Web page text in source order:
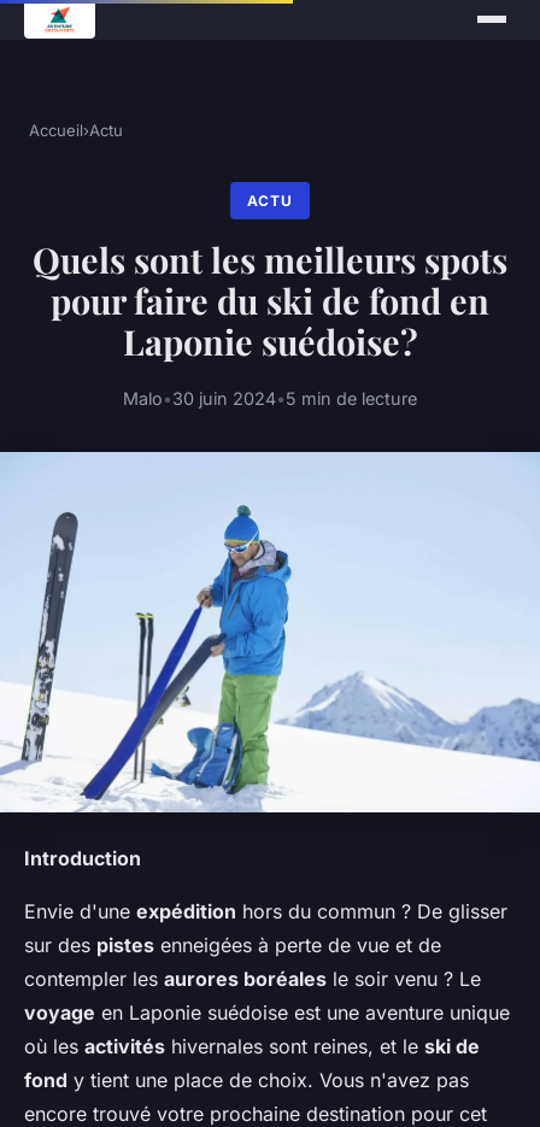
Accueil›Actu
ACTU
Quels sont les meilleurs spots
pour faire du ski de fond en
Laponie suédoise?
Malo•30 juin 2024•5 min de lecture
Introduction
Envie d'une expédition hors du commun ? De glisser
sur des pistes enneigées à perte de vue et de
contempler les aurores boréales le soir venu ? Le
voyage en Laponie suédoise est une aventure unique
où les activités hivernales sont reines, et le ski de
fond y tient une place de choix. Vous n'avez pas
encore trouvé votre prochaine destination pour cet